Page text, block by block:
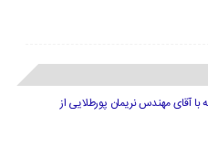
با آقای مهندس نریمان پورطلایی از